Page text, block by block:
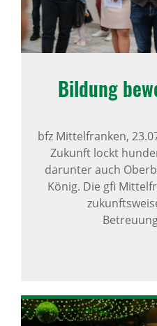
Bildung
bfz Mittelfranken,
Zukunft lockt
darunter auch
König. Die gfi